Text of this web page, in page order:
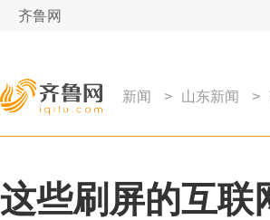
齐鲁网
新闻 > 山东新闻 >
这些刷屏的互联